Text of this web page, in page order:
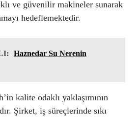
ve güvenilir makineler sunarak
hedeflemektedir.
Haznedar Su Nerenin
kalite odaklı yaklaşımının
Şirket, iş süreçlerinde sıkı